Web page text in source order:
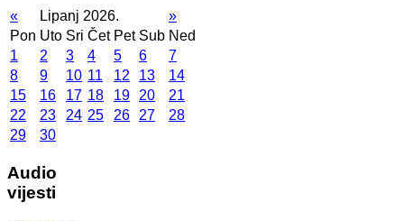
« Lipanj 2026.
»
Pon Uto Sri Čet Pet Sub Ned
1
2 3 4 5 6
7
8
9 10 11 12 13
14
15
16 17 18 19 20
21
22
23 24 25 26 27
28
29
30
Audio
vijesti